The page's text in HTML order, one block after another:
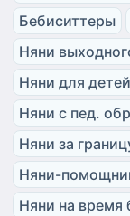
Бебиситтеры
Няни
Няни для
Няни с пед.
Няни за
Няни-
Няни на время